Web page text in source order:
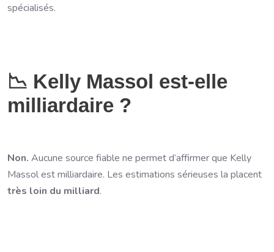
spécialisés.
📉 Kelly Massol est-elle
milliardaire ?
Non. Aucune source fiable ne permet d’affirmer que Kelly
Massol est milliardaire. Les estimations sérieuses la placent
très loin du milliard.